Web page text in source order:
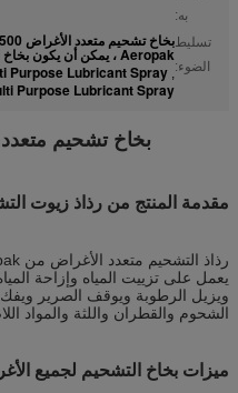
به:
تسليط
الضوء:
Aeropak ، يمكن أن يكون بخاخ التشحيم متعدد الأغراض
,
Purpose Lubricant Spray
Purpose Lubricant Spray
بخاخ تشحيم
مقدمة المنتج من رذاذ زيوت
يعمل على تزييت المياه وإزاحة
ويزيل الرطوبة ويوقف الصرير ويفك
الشحوم والقطران واللثة والمواد
ميزات بخاخ التشحيم لجميع